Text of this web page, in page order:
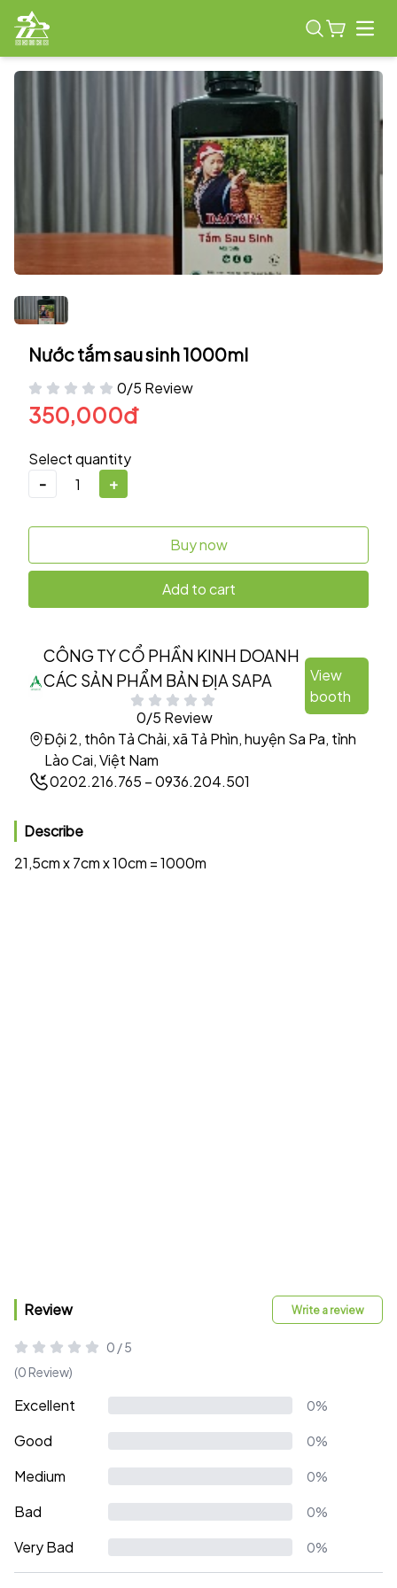
Nước tắm sau sinh 1000ml
0/5 Review
350,000đ
Select quantity
-
+
Buy now
Add to cart
CÔNG TY CỔ PHẦN KINH DOANH
CÁC SẢN PHẨM BẢN ĐỊA SAPA
0/5 Review
View
booth
Đội 2, thôn Tả Chải, xã Tả Phìn, huyện Sa Pa, tỉnh
Lào Cai, Việt Nam
0202.216.765 – 0936.204.501
Describe
21,5cm x 7cm x 10cm = 1000m
Review Write a review
0 / 5
(0 Review)
Excellent 0%
Good 0%
Medium 0%
Bad 0%
Very Bad 0%